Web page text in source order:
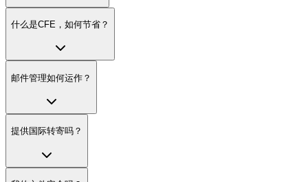
什么是CFE，如何节省？
邮件管理如何运作？
提供国际转寄吗？